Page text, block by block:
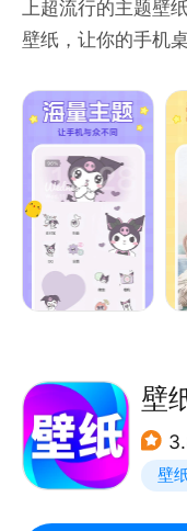
求我们删除该作品
上超流行的主题壁
壁纸，让你的手机
全网超流行的动态
动态壁纸、动态锁
功能，让你的手机
【动态桌面】
把网上流行的短视
专属个性高清视频
动态壁纸App搜集
星、网红小姐姐、
纸、萌宠动物等，
择；
壁
壁